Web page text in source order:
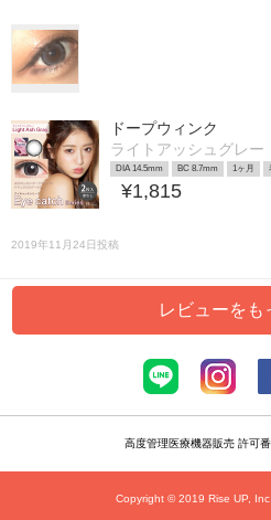
ドープウィンク
ライトアッシュグレー
DIA 14.5mm BC 8.7mm 1ヶ月
¥1,815
2019年11月24日投稿
レビューをも
高度管理医療機器販売 許可
Copyright © 2019 Rise UP,